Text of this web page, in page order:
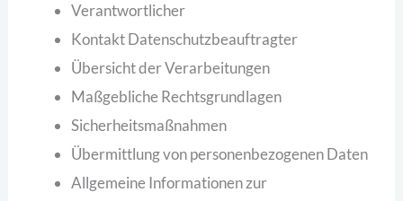
Verantwortlicher
Kontakt Datenschutzbeauftragter
Übersicht der Verarbeitungen
Maßgebliche Rechtsgrundlagen
Sicherheitsmaßnahmen
Übermittlung von personenbezogenen Daten
Allgemeine Informationen zur